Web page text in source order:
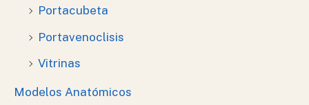
Portacubeta
Portavenoclisis
Vitrinas
Modelos Anatómicos